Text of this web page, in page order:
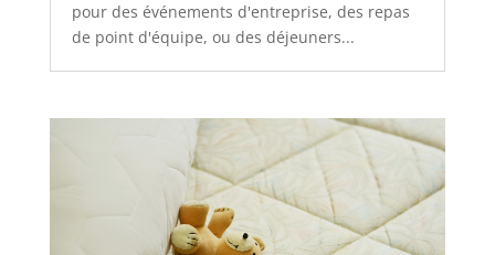
pour des événements d'entreprise, des repas
de point d'équipe, ou des déjeuners...